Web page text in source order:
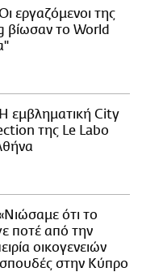
εργαζόμενοι της
βίωσαν το World
εμβληματική City
της Le Labo
ότι το
ποτέ από την
οικογενειών
στην Κύπρο